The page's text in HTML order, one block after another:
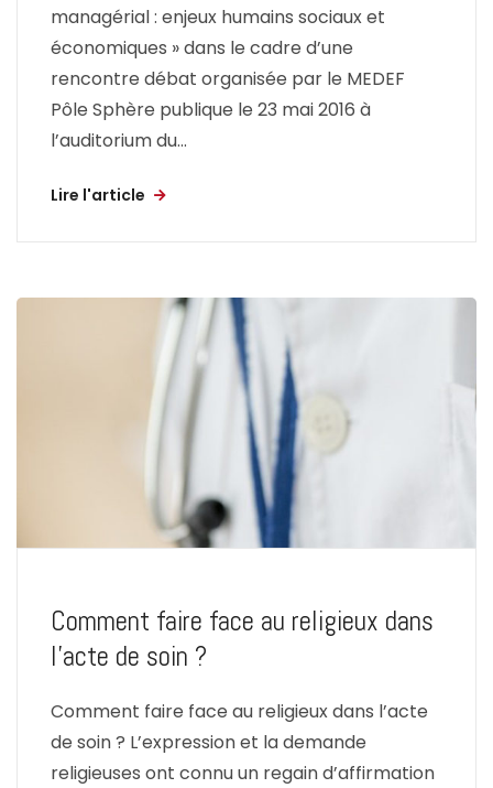
managérial : enjeux humains sociaux et
économiques » dans le cadre d’une
rencontre débat organisée par le MEDEF
Pôle Sphère publique le 23 mai 2016 à
l’auditorium du...
Lire l'article
Comment faire face au religieux dans
l’acte de soin ?
Comment faire face au religieux dans l’acte
de soin ? L’expression et la demande
religieuses ont connu un regain d’affirmation